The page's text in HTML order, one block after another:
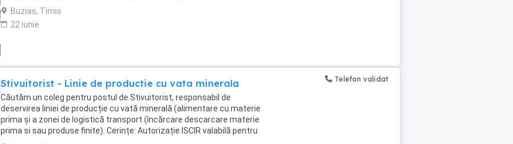
calitate; - Respectarea ...
Buzias, Timis
22 iunie
Stivuitorist - Linie de productie cu vata minerala
Căutăm un coleg pentru postul de Stivuitorist, responsabil de
deservirea liniei de producție cu vată minerală (alimentare cu materie
prima și a zonei de logistică transport (încărcare descarcare materie
prima si sau produse finite). Cerințe: Autorizație ISCIR valabilă pentru
operarea stivuitorului; ...
Telefon validat